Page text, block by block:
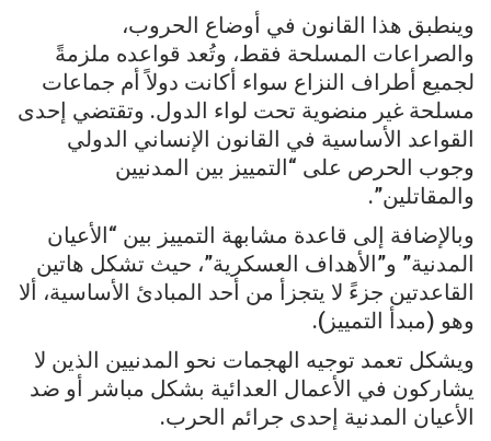
وينطبق هذا القانون في أوضاع الحروب،
والصراعات المسلحة فقط، وتُعد قواعده ملزمةً
لجميع أطراف النزاع سواء أكانت دولاً أم جماعات
مسلحة غير منضوية تحت لواء الدول. وتقتضي إحدى
القواعد الأساسية في القانون الإنساني الدولي
وجوب الحرص على “التمييز بين المدنيين
والمقاتلين”.
وبالإضافة إلى قاعدة مشابهة التمييز بين “الأعيان
المدنية” و”الأهداف العسكرية”، حيث تشكل هاتين
القاعدتين جزءً لا يتجزأ من أحد المبادئ الأساسية، ألا
وهو (مبدأ التمييز).
ويشكل تعمد توجيه الهجمات نحو المدنيين الذين لا
يشاركون في الأعمال العدائية بشكل مباشر أو ضد
الأعيان المدنية إحدى جرائم الحرب.